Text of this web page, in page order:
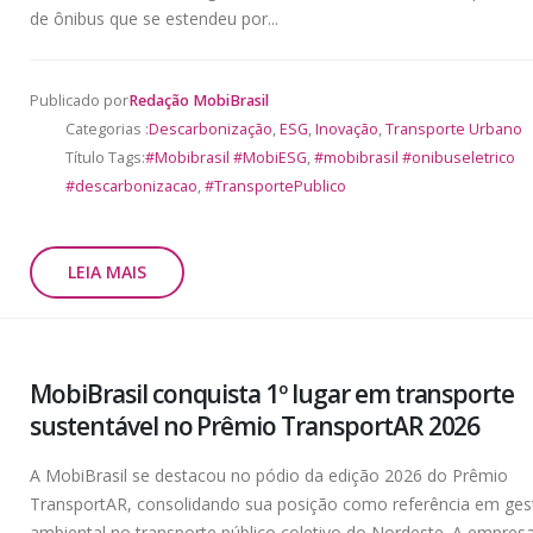
de ônibus que se estendeu por...
Publicado porRedação MobiBrasil
Categorias :Descarbonização,ESG,Inovação,Transporte Urbano
Título Tags:#Mobibrasil #MobiESG,#mobibrasil #onibuseletrico
#descarbonizacao,#TransportePublico
LEIA MAIS
MobiBrasil conquista 1º lugar em transporte
sustentável no Prêmio TransportAR 2026
A MobiBrasil se destacou no pódio da edição 2026 do Prêmio
TransportAR, consolidando sua posição como referência em